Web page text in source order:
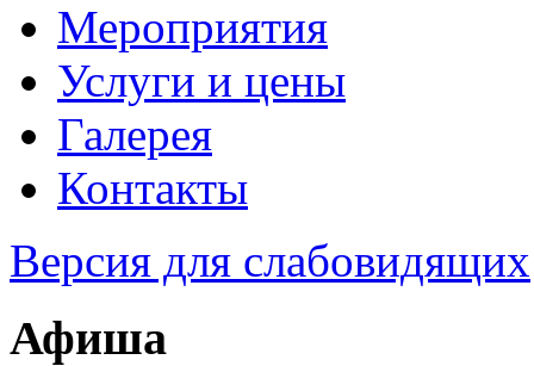
Мероприятия
Услуги и цены
Галерея
Контакты
Версия для слабовидящих
Афиша